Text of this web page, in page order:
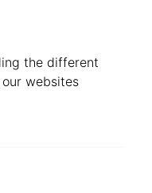
the different
websites